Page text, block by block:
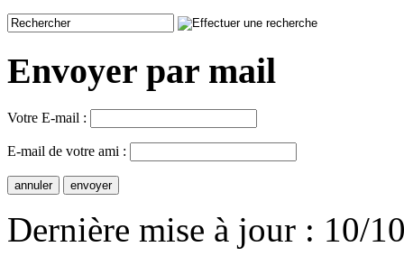
Envoyer par mail
Votre E-mail :
E-mail de votre ami :
Dernière mise à jour : 10/